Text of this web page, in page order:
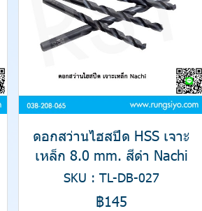
ดอกสว่านไฮสปีด HSS เจาะ
เหล็ก 8.0 mm. สีดำ Nachi
SKU : TL-DB-027
฿145